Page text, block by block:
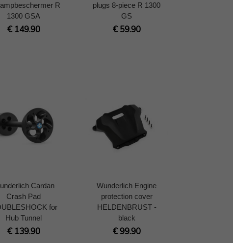
R
1300 GSA
€ 149.90
plugs 8-piece R 1300
GS
€ 59.90
Cardan
Crash Pad
for
Hub Tunnel
€ 139.90
Wunderlich Engine
protection cover
HELDENBRUST -
black
€ 99.90